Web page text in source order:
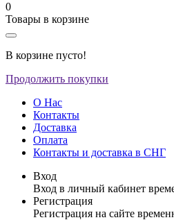
0
Товары в корзине
В корзине пусто!
Продолжить покупки
О Нас
Контакты
Доставка
Оплата
Контакты и доставка в СНГ
Вход
Вход в личный кабинет
Регистрация
Регистрация на сайте